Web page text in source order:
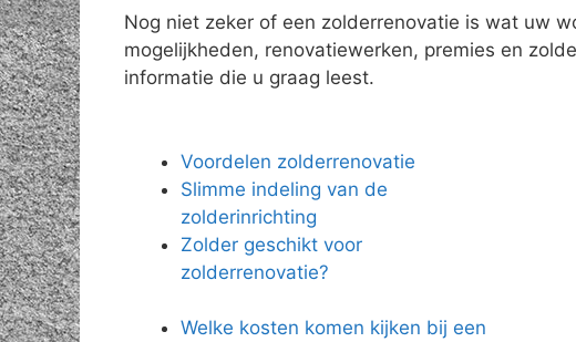
Nog niet zeker of een zolderrenovatie is wat uw
mogelijkheden, renovatiewerken, premies en
informatie die u graag leest.
Voordelen zolderrenovatie
Slimme indeling van de
zolderinrichting
Zolder geschikt voor
zolderrenovatie?
Welke kosten komen kijken bij een